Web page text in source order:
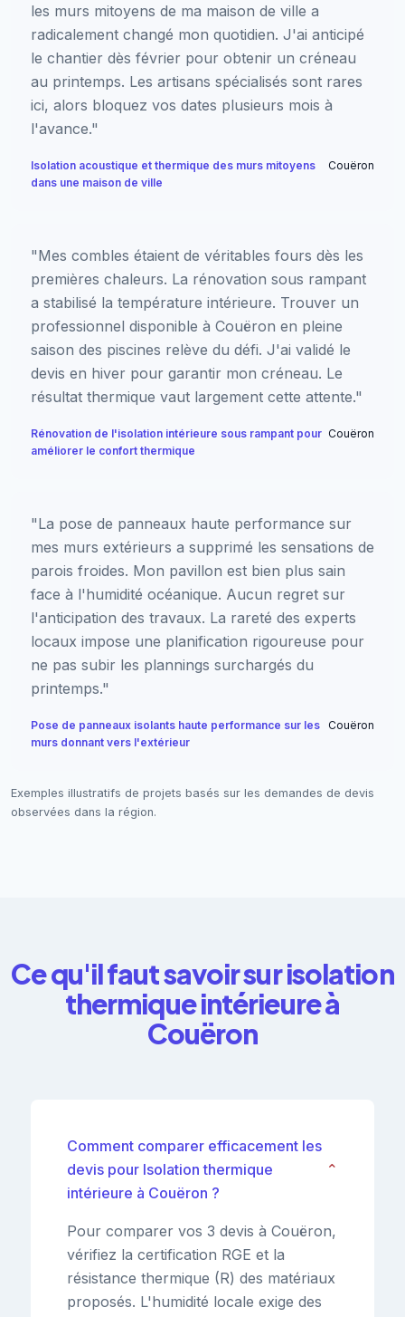
les murs mitoyens de ma maison de ville a
radicalement changé mon quotidien. J'ai anticipé
le chantier dès février pour obtenir un créneau
au printemps. Les artisans spécialisés sont rares
ici, alors bloquez vos dates plusieurs mois à
l'avance."
Isolation acoustique et thermique des murs mitoyens
dans une maison de ville
Couëron
"Mes combles étaient de véritables fours dès les
premières chaleurs. La rénovation sous rampant
a stabilisé la température intérieure. Trouver un
professionnel disponible à Couëron en pleine
saison des piscines relève du défi. J'ai validé le
devis en hiver pour garantir mon créneau. Le
résultat thermique vaut largement cette attente."
Rénovation de l'isolation intérieure sous rampant pour
améliorer le confort thermique
Couëron
"La pose de panneaux haute performance sur
mes murs extérieurs a supprimé les sensations de
parois froides. Mon pavillon est bien plus sain
face à l'humidité océanique. Aucun regret sur
l'anticipation des travaux. La rareté des experts
locaux impose une planification rigoureuse pour
ne pas subir les plannings surchargés du
printemps."
Pose de panneaux isolants haute performance sur les
murs donnant vers l'extérieur
Couëron
Exemples illustratifs de projets basés sur les demandes de devis
observées dans la région.
Ce qu'il faut savoir sur isolation
thermique intérieure à
Couëron
Comment comparer efficacement les
devis pour Isolation thermique
intérieure à Couëron ?
⌄
Pour comparer vos 3 devis à Couëron,
vérifiez la certification RGE et la
résistance thermique (R) des matériaux
proposés. L'humidité locale exige des